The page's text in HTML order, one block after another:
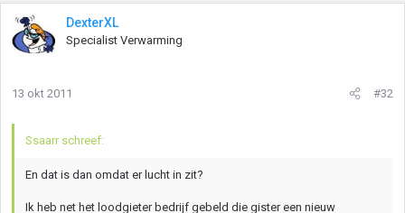
DexterXL
Specialist Verwarming
13 okt 2011 #32
Ssaarr schreef:
En dat is dan omdat er lucht in zit?
Ik heb net het loodgieter bedrijf gebeld die gister een nieuw